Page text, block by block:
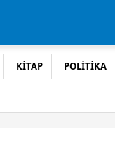
KİTAP POLİTİKA